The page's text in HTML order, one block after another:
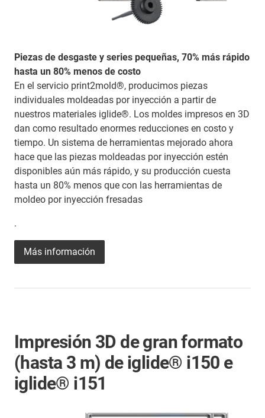
Piezas de desgaste y series pequeñas, 70% más rápido
hasta un 80% menos de costo
En el servicio print2mold®, producimos piezas
individuales moldeadas por inyección a partir de
nuestros materiales iglide®. Los moldes impresos en 3D
dan como resultado enormes reducciones en costo y
tiempo. Un sistema de herramientas mejorado ahora
hace que las piezas moldeadas por inyección estén
disponibles aún más rápido, y su producción cuesta
hasta un 80% menos que con las herramientas de
moldeo por inyección fresadas
.
Más información
Impresión 3D de gran formato
(hasta 3 m) de iglide® i150 e
iglide® i151